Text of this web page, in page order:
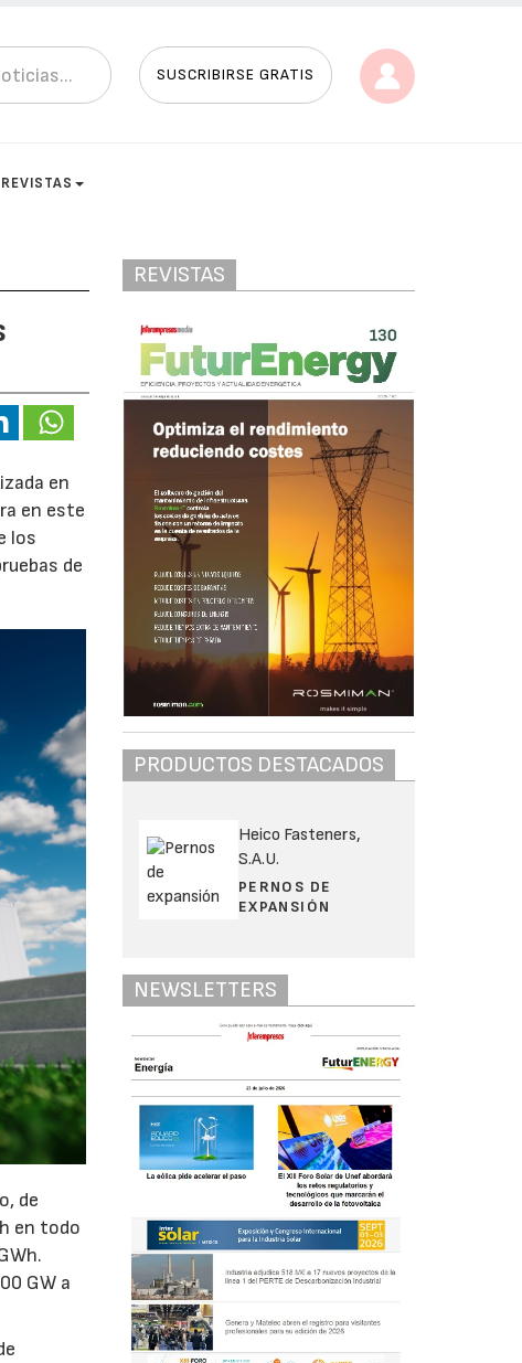
SUSCRIBIRSE GRATIS
REVISTAS
en
en este
los
de
de
en todo
GW a
REVISTAS
PRODUCTOS DESTACADOS
Heico Fasteners,
S.A.U.
PERNOS DE
EXPANSIÓN
NEWSLETTERS